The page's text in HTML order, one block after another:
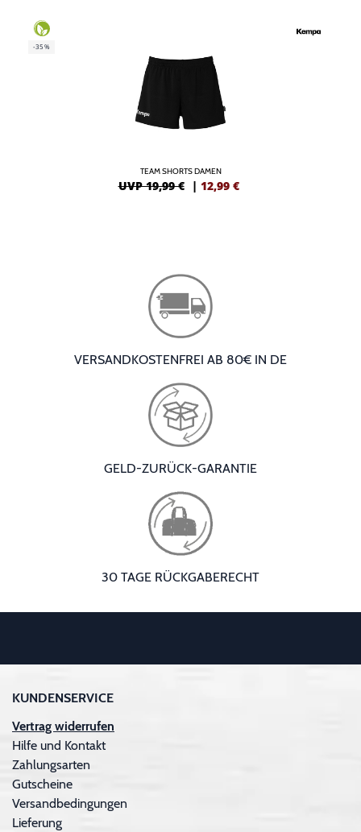
-35%
TEAM SHORTS DAMEN
UVP 19,99 € | 12,99 €
VERSANDKOSTENFREI AB 80€ IN DE
GELD-ZURÜCK-GARANTIE
30 TAGE RÜCKGABERECHT
KUNDENSERVICE
Vertrag widerrufen
Hilfe und Kontakt
Zahlungsarten
Gutscheine
Versandbedingungen
Lieferung